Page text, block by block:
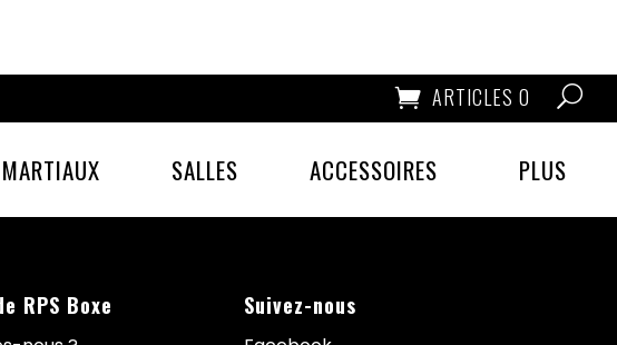
ARTICLES 0
SALLES ACCESSOIRES PLUS
RPS Boxe Suivez-nous